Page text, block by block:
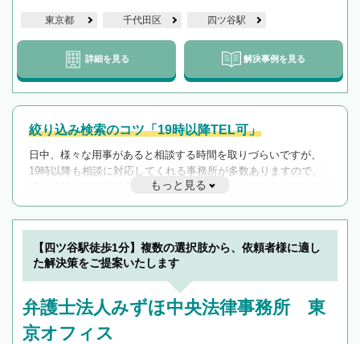
東京都 千代田区 四ツ谷駅
詳細を見る 解決事例を見る
絞り込み検索のコツ「19時以降TEL可」
日中、様々な用事があると相談する時間を取りづらいですが、
19時以降も相談に対応してくれる事務所が多数ありますので、
遅い時間の相談が増えそうな場合はそのような事務所に絞り込
んで検索してみましょう。
19時以降TEL可の条件
を加えて再検索
もっと見る
【四ツ谷駅徒歩1分】複数の選択肢から、依頼者様に適し
た解決策をご提案いたします
弁護士法人みずほ中央法律事務所 東
京オフィス